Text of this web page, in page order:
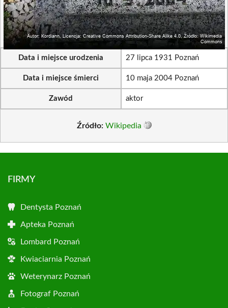
Data i miejsce urodzenia 27 lipca 1931 Poznań
Data i miejsce śmierci 10 maja 2004 Poznań
Zawód aktor
Źródło: Wikipedia
FIRMY
Dentysta Poznań
Apteka Poznań
Lombard Poznań
Kwiaciarnia Poznań
Weterynarz Poznań
Fotograf Poznań